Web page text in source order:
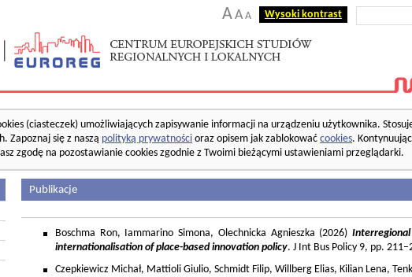
AA A Wysoki kontrast
(ciasteczek) umożliwiających zapisywanie informacji na urządzeniu użytkownika.
Zapoznaj się z naszą polityką prywatności oraz opisem jak zablokować cookies. Kontynuując
zgodę na pozostawianie cookies zgodnie z Twoimi bieżącymi ustawieniami przeglądarki.
Publikacje
Boschma Ron, Iammarino Simona, Olechnicka Agnieszka (2026)
internationalisation of place-based innovation policy. J Int Bus Policy 9, pp.
Czepkiewicz Michał, Mattioli Giulio, Schmidt Filip, Willberg Elias, Kilian Lena,